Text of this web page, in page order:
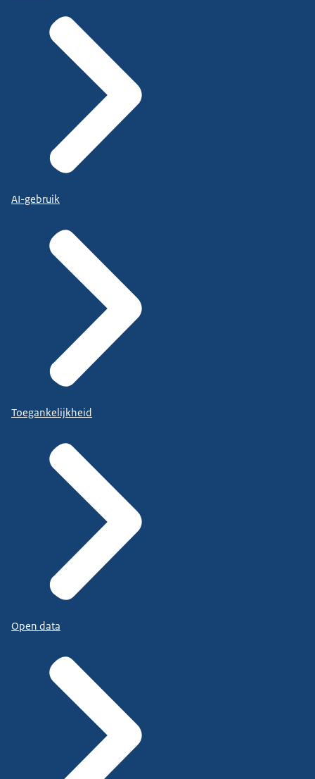
AI-gebruik
Toegankelijkheid
Open data